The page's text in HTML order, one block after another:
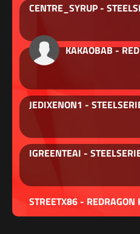
CENTRE_SYRUP -
KAKAOBAB -
JEDIXENON1 -
IGREENTEAI -
STREETX86 - REDRAGON